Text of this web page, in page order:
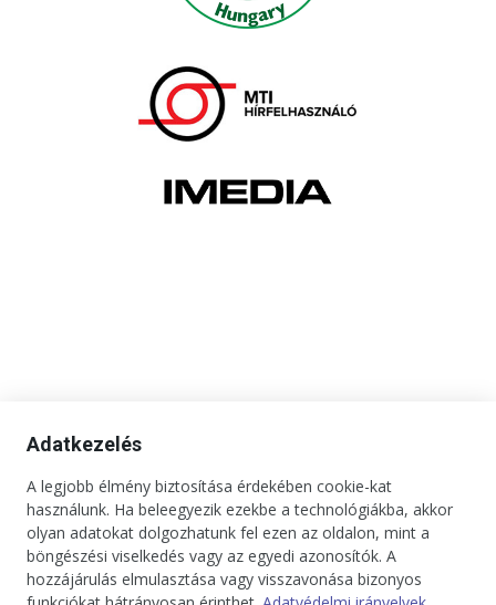
Adatkezelés
A legjobb élmény biztosítása érdekében cookie-kat
használunk. Ha beleegyezik ezekbe a technológiákba, akkor
olyan adatokat dolgozhatunk fel ezen az oldalon, mint a
böngészési viselkedés vagy az egyedi azonosítók. A
hozzájárulás elmulasztása vagy visszavonása bizonyos